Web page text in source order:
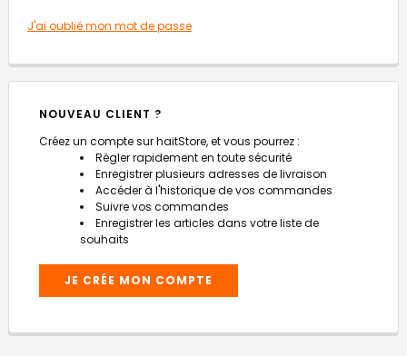
J'ai oublié mon mot de passe
NOUVEAU CLIENT ?
Créez un compte sur haitStore, et vous pourrez :
Règler rapidement en toute sécurité
Enregistrer plusieurs adresses de livraison
Accéder à l'historique de vos commandes
Suivre vos commandes
Enregistrer les articles dans votre liste de
souhaits
JE CRÉE MON COMPTE